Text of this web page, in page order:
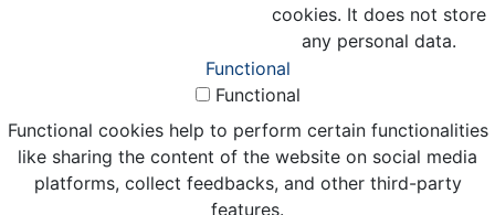
cookies. It does not store
any personal data.
Functional
Functional
Functional cookies help to perform certain functionalities
like sharing the content of the website on social media
platforms, collect feedbacks, and other third-party
features.